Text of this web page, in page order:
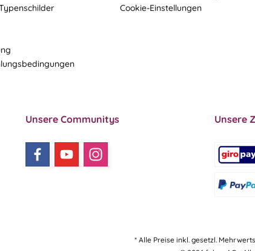
Cookie-Einstellungen
Unsere Communitys Unsere
* Alle Preise inkl. gesetzl.